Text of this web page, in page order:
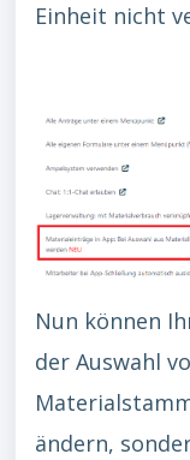
Einheit nicht
Nun können
der Auswahl
ändern,